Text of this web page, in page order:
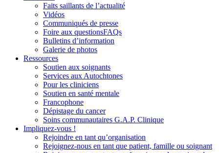
Faits saillants de l’actualité
Vidéos
Communiqués de presse
Foire aux questionsFAQs
Bulletins d’information
Galerie de photos
Ressources
Soutien aux soignants
Services aux Autochtones
Pour les cliniciens
Soutien en santé mentale
Francophone
Dépistage du cancer
Soins communautaires G.A.P. Clinique
Impliquez-vous !
Rejoindre en tant qu’organisation
Rejoignez-nous en tant que patient, famille ou soignant